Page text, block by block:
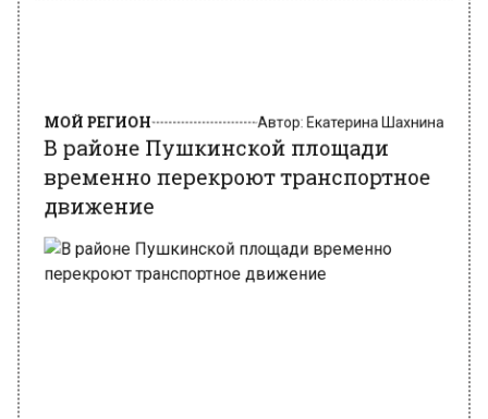
временно перекроют транспортное
движение